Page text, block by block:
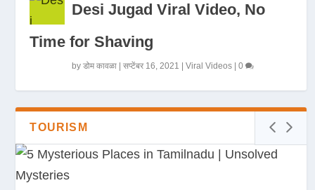
Desi Jugad Viral Video, No
Time for Shaving
byडोम कावळा |सप्टेंबर 16, 2021 |Viral Videos |0
TOURISM